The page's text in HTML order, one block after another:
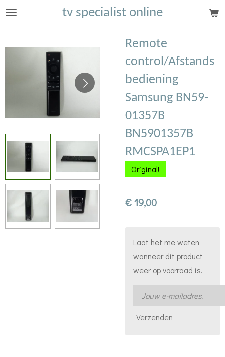
Ga
tv specialist online
Remote
control/Afstands
bediening
Samsung BN59-
01357B
BN5901357B
RMCSPA1EP1
Original!
€ 19,00
Laat het me weten
wanneer dit product
weer op voorraad is.
Verzenden